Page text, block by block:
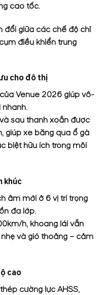
cao tốc.
đổi giữa các chế độ chỉ
điều khiển trung
cho đô thị
Venue 2026 giúp vô-
nhanh.
sau thanh xoắn được
giúp xe băng qua ổ gà
biệt hữu ích trong môi
khúc
âm mới ở 6 vị trí trọng
đa lớp.
h, khoang lái vẫn
và gió thoảng – cảm
cao
cường lực AHSS,